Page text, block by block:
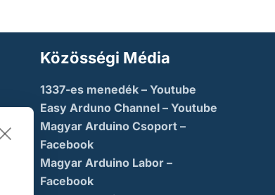
Közösségi Média
1337-es menedék – Youtube
Easy Arduno Channel – Youtube
Magyar Arduino Csoport –
Facebook
Magyar Arduino Labor –
Facebook